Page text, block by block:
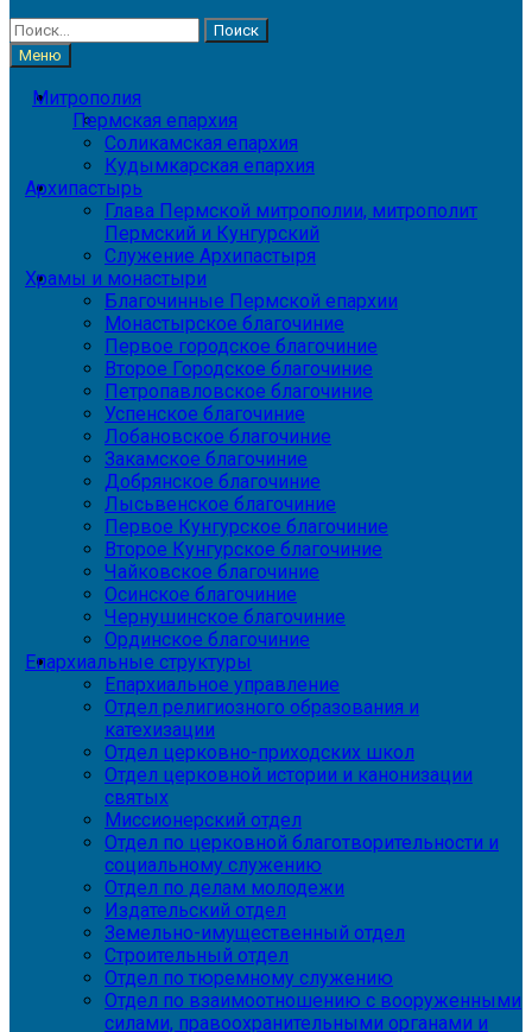
Найти:
Меню
Митрополия
Пермская епархия
Соликамская епархия
Кудымкарская епархия
Архипастырь
Глава Пермской митрополии, митрополит
Пермский и Кунгурский
Служение Архипастыря
Храмы и монастыри
Благочинные Пермской епархии
Монастырское благочиние
Первое городское благочиние
Второе Городское благочиние
Петропавловское благочиние
Успенское благочиние
Лобановское благочиние
Закамское благочиние
Добрянское благочиние
Лысьвенское благочиние
Первое Кунгурское благочиние
Второе Кунгурское благочиние
Чайковское благочиние
Осинское благочиние
Чернушинское благочиние
Ординское благочиние
Епархиальные структуры
Епархиальное управление
Отдел религиозного образования и
катехизации
Отдел церковно-приходских школ
Отдел церковной истории и канонизации
святых
Миссионерский отдел
Отдел по церковной благотворительности и
социальному служению
Отдел по делам молодежи
Издательский отдел
Земельно-имущественный отдел
Строительный отдел
Отдел по тюремному служению
Отдел по взаимоотношению с вооруженными
силами, правоохранительными органами и